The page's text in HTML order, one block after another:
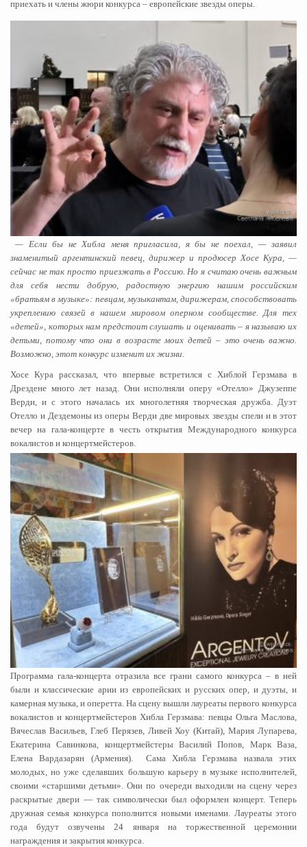
приехать и члены жюри конкурса – европейские звезды оперы.
— Если бы не Хибла меня пригласила, я бы не поехал, — заявил
знаменитый аргентинский певец, дирижер и продюсер Хосе Кура, —
сейчас не так просто приезжать в Россию. Но я считаю очень важным
для себя нести добрую, радостную энергию нашим российским
«братьям в музыке»: певцам, музыкантам, дирижерам, способствовать
укреплению связей в нашем мировом оперном сообществе. Для тех
«детей», которых нам предстоит слушать и оценивать – я называю их
детьми, потому что они в возрасте моих детей – это очень важно.
Возможно, этот конкурс изменит их жизни.
Хосе Кура рассказал, что впервые встретился с Хиблой Герзмава в
Дрездене много лет назад. Они исполняли оперу «Отелло» Джузеппе
Верди, и с этого началась их многолетняя творческая дружба. Дуэт
Отелло и Дездемоны из оперы Верди две мировых звезды спели и в этот
вечер на гала-концерте в честь открытия Международного конкурса
вокалистов и концертмейстеров.
Программа гала-концерта отразила все грани самого конкурса – в ней
были и классические арии из европейских и русских опер, и дуэты, и
камерная музыка, и оперетта. На сцену вышли лауреаты первого конкурса
вокалистов и концертмейстеров Хибла Герзмава: певцы Ольга Маслова,
Вячеслав Васильев, Глеб Перязев, Ливей Хоу (Китай), Мария Лупарева,
Екатерина Савинкова, концертмейстеры Василий Попов, Марк Ваза,
Елена Вардазарян (Армения). Сама Хибла Герзмава назвала этих
молодых, но уже сделавших большую карьеру в музыке исполнителей,
своими «старшими детьми». Они по очереди выходили на сцену через
раскрытые двери — так символически был оформлен концерт. Теперь
дружная семья конкурса пополнится новыми именами. Лауреаты этого
года будут озвучены 24 января на торжественной церемонии
награждения и закрытия конкурса.